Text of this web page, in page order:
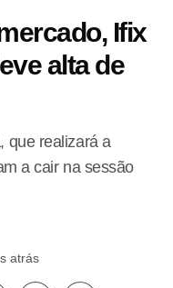
Ifix
alta de
que realizará a
a cair na sessão
atrás